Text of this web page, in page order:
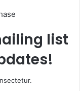
list